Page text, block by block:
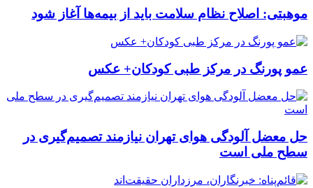
موهبتی: اصلاح نظام سلامت باید از بیمه‌ها آغاز شود
عمو پورنگ در مرکز طبی کودکان+ عکس
حل معضل آلودگی هوای تهران نیازمند تصمیم‌گیری در
سطح ملی است